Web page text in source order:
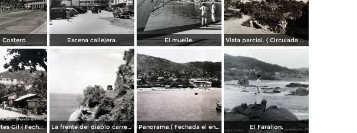
Costero. Escena callejera. El muelle. Vista parcial. ( Circulada el 23 de Mayo de 1935 ).
Avenida Portes Gil ( Fechada el en 1931 ). La frente del diablo carretera Acapulo a Pie de La Cuesta ( Fechada el en 1931 ). Panorama.( Fechada el en 1931 ). El Farallon.